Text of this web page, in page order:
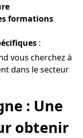
formations
:
vous cherchez à
dans le secteur
: Une
obtenir